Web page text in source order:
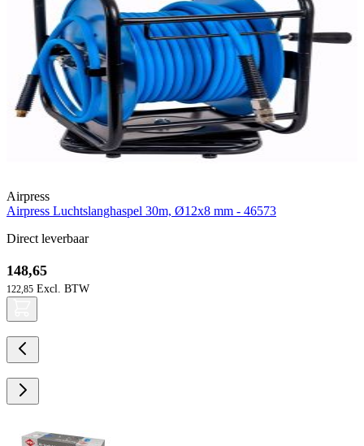
Airpress
Airpress Luchtslanghaspel 30m, Ø12x8 mm - 46573
Direct leverbaar
148,65
122,85